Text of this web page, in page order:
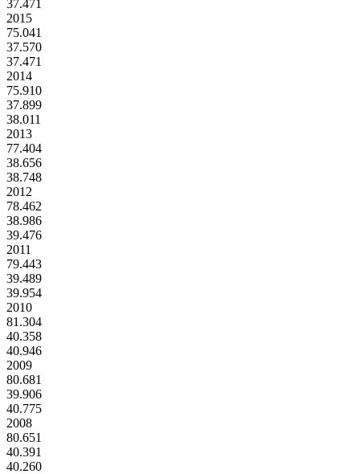
37.471
2015
75.041
37.570
37.471
2014
75.910
37.899
38.011
2013
77.404
38.656
38.748
2012
78.462
38.986
39.476
2011
79.443
39.489
39.954
2010
81.304
40.358
40.946
2009
80.681
39.906
40.775
2008
80.651
40.391
40.260